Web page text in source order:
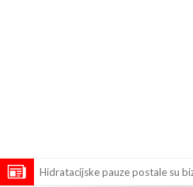
Hidratacijske pauze postale su